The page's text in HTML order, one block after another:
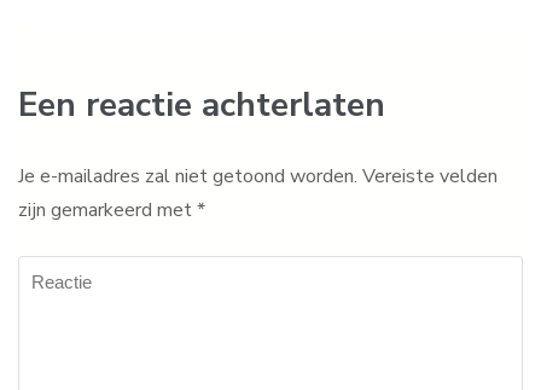
Een reactie achterlaten
Je e-mailadres zal niet getoond worden. Vereiste velden
zijn gemarkeerd met*
Reactie